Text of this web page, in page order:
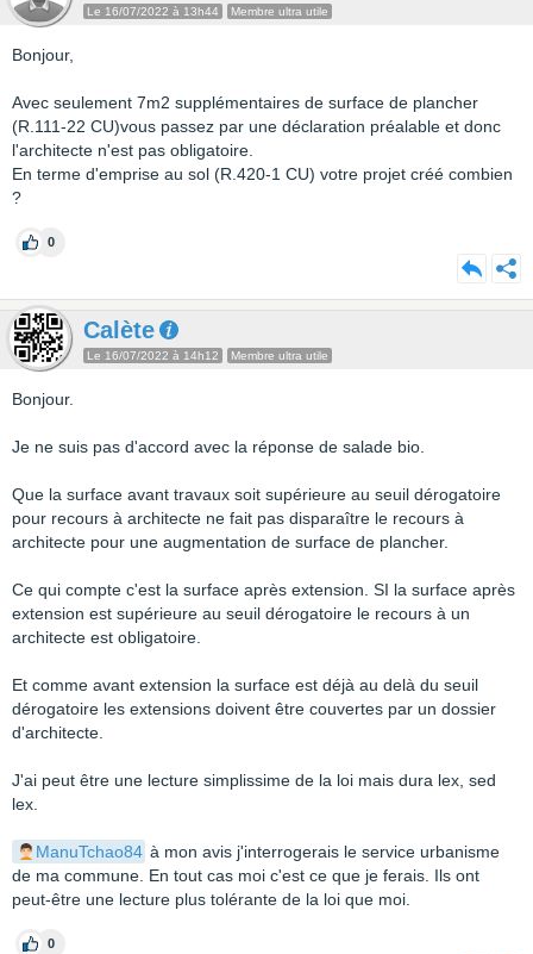
Le 16/07/2022 à 13h44 Membre ultra utile
Bonjour,
Avec seulement 7m2 supplémentaires de surface de plancher
(R.111-22 CU)vous passez par une déclaration préalable et donc
l'architecte n'est pas obligatoire.
En terme d'emprise au sol (R.420-1 CU) votre projet créé combien
?
0
Calète
Le 16/07/2022 à 14h12 Membre ultra utile
Bonjour.
Je ne suis pas d'accord avec la réponse de salade bio.
Que la surface avant travaux soit supérieure au seuil dérogatoire
pour recours à architecte ne fait pas disparaître le recours à
architecte pour une augmentation de surface de plancher.
Ce qui compte c'est la surface après extension. SI la surface après
extension est supérieure au seuil dérogatoire le recours à un
architecte est obligatoire.
Et comme avant extension la surface est déjà au delà du seuil
dérogatoire les extensions doivent être couvertes par un dossier
d'architecte.
J'ai peut être une lecture simplissime de la loi mais dura lex, sed
lex.
ManuTchao84 à mon avis j'interrogerais le service urbanisme
de ma commune. En tout cas moi c'est ce que je ferais. Ils ont
peut-être une lecture plus tolérante de la loi que moi.
0